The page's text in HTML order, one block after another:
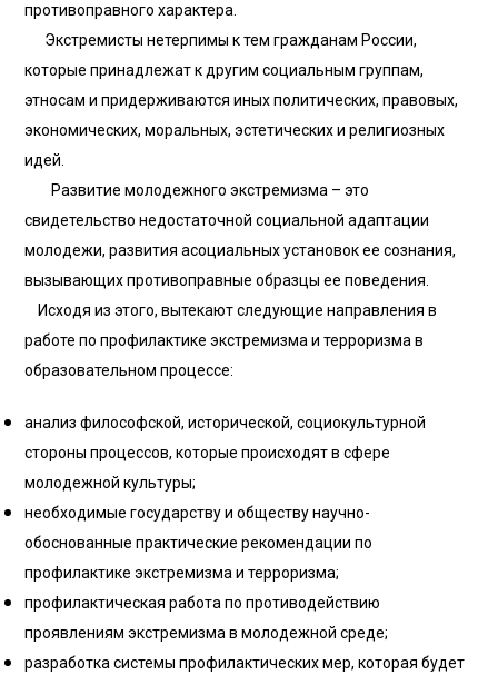
противоправного характера.
Экстремисты нетерпимы к тем гражданам России,
которые принадлежат к другим социальным группам,
этносам и придерживаются иных политических, правовых,
экономических, моральных, эстетических и религиозных
идей.
Развитие молодежного экстремизма – это
свидетельство недостаточной социальной адаптации
молодежи, развития асоциальных установок ее сознания,
вызывающих противоправные образцы ее поведения.
Исходя из этого, вытекают следующие направления в
работе по профилактике экстремизма и терроризма в
образовательном процессе:
анализ философской, исторической, социокультурной
стороны процессов, которые происходят в сфере
молодежной культуры;
необходимые государству и обществу научно-
обоснованные практические рекомендации по
профилактике экстремизма и терроризма;
профилактическая работа по противодействию
проявлениям экстремизма в молодежной среде;
разработка системы профилактических мер, которая будет